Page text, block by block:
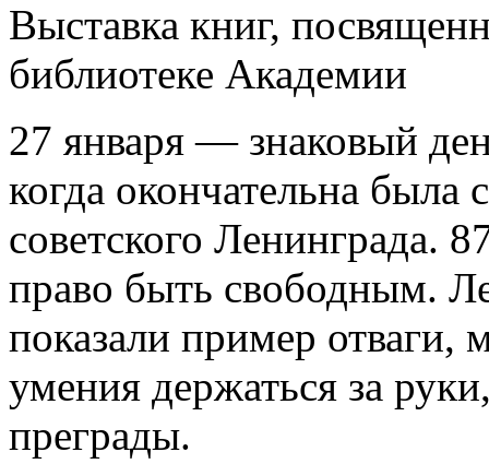
Выставка книг,
библиотеке Академии
27 января — знаковый
когда окончательна была
советского Ленинграда.
право быть свободным.
показали пример отваги,
умения держаться за
преграды.